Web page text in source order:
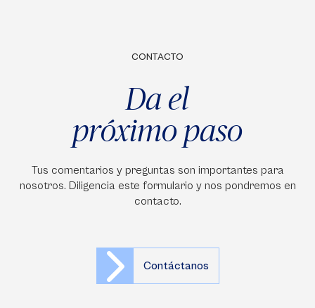
CONTACTO
Da el
próximo paso
Tus comentarios y preguntas son importantes para
nosotros. Diligencia este formulario y nos pondremos en
contacto.
Contáctanos